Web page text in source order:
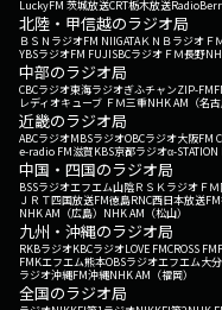
LuckyFM 茨城放送CRT栃木放送
北陸・甲信越のラジオ局
ＢＳＮラジオFM NIIGATAＫＮＢラジオ Ｆ
YBSラジオFM FUJISBCラジオ ＦＭ長野
中部のラジオ局
CBCラジオ東海ラジオぎふチャンZIP-FM
レディオキューブ ＦＭ三重NHK AM（名古
近畿のラジオ局
ABCラジオMBSラジオOBCラジオ大阪FM
e-radio FM滋賀KBS京都ラジオα-STATION
中国・四国のラジオ局
BSSラジオエフエム山陰ＲＳＫラジオ Ｆ
ＪＲＴ四国放送FM徳島RNC西日本放送
NHK AM（広島） NHK AM（松山）
九州・沖縄のラジオ局
RKBラジオKBCラジオLOVE FMCROSS FM
FMKエフエム熊本OBSラジオエフエム大分
ラジオ沖縄FM沖縄NHK AM（福岡）
全国のラジオ局